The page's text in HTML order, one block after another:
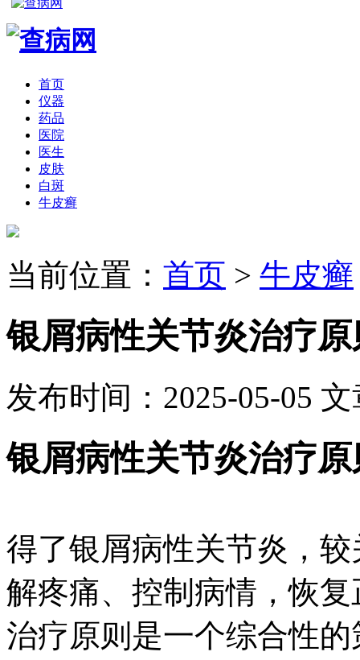
首页
仪器
药品
医院
医生
皮肤
白斑
牛皮癣
当前位置： 首页 > 牛皮癣
银屑病性关节炎治疗原
发布时间：2025-05-05 文
银屑病性关节炎治疗原
得了银屑病性关节炎，
解疼痛、控制病情，恢
治疗原则是一个综合性